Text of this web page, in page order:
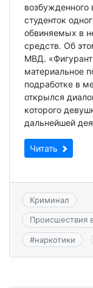
возбужденного
студенток
обвиняемых в
средств. Об
МВД.
материальное
подработке в
открылся
которого
дальнейшей
Читать
Криминал
Происшествия
#наркотики